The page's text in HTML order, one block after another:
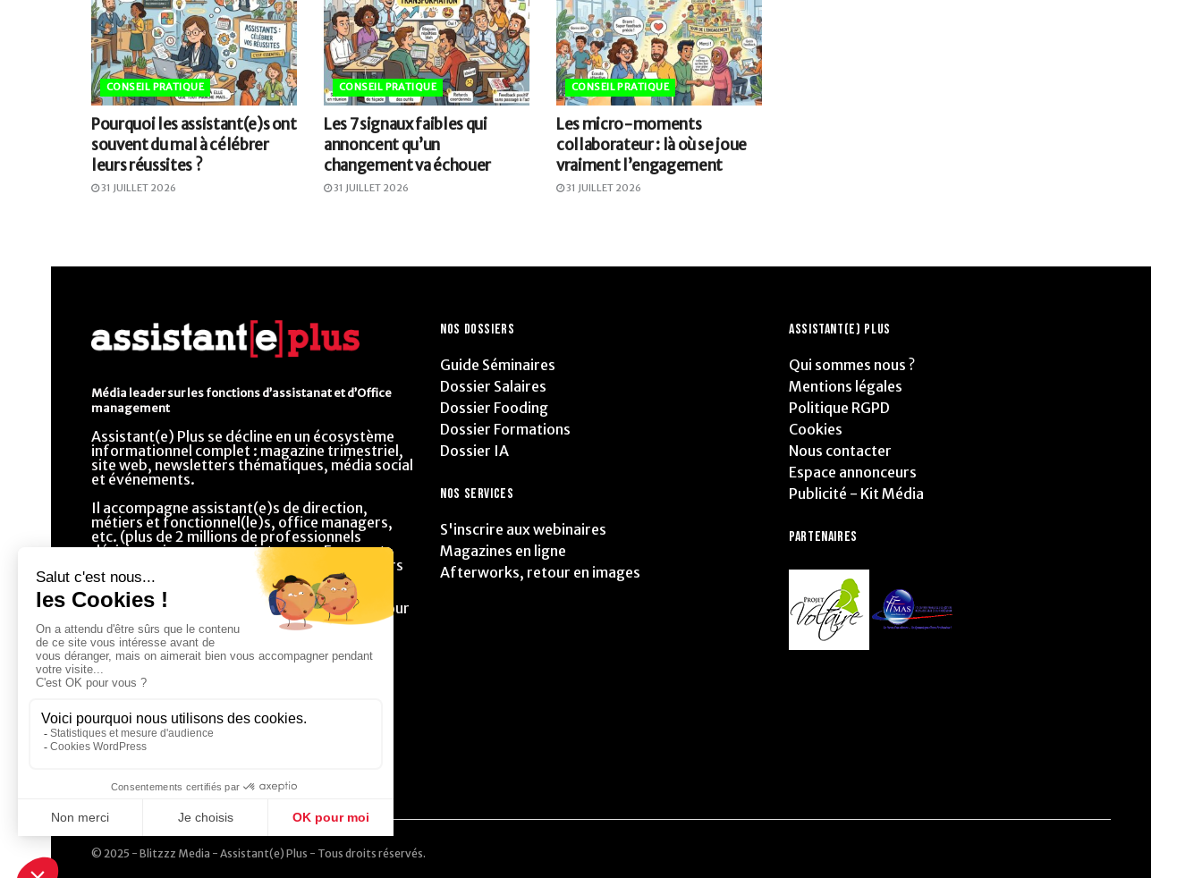
CONSEIL PRATIQUE
Pourquoi les assistant(e)s ont
souvent du mal à célébrer
leurs réussites ?
31 JUILLET 2026
CONSEIL PRATIQUE
Les 7 signaux faibles qui
annoncent qu’un
changement va échouer
31 JUILLET 2026
CONSEIL PRATIQUE
Les micro-moments
collaborateur : là où se joue
vraiment l’engagement
31 JUILLET 2026
Média leader sur les fonctions d’assistanat et d’Office
management
Assistant(e) Plus se décline en un écosystème
informationnel complet : magazine trimestriel,
site web, newsletters thématiques, média social
et événements.
Il accompagne assistant(e)s de direction,
métiers et fonctionnel(le)s, office managers,
etc. (plus de 2 millions de professionnels
décisionnaires ou prescripteurs en France et
dans la francophonie) dans l’évolution de leurs
métiers en offrant un contenu éditorial riche
composé de dossiers, conseils, fiches
pratiques, et une sélection de prestataires pour
une gestion optimisée de leur métier.
NOS DOSSIERS
Guide Séminaires
Dossier Salaires
Dossier Fooding
Dossier Formations
Dossier IA
NOS SERVICES
S'inscrire aux webinaires
Magazines en ligne
Afterworks, retour en images
ASSISTANT(E) PLUS
Qui sommes nous ?
Mentions légales
Politique RGPD
Cookies
Nous contacter
Espace annonceurs
Publicité - Kit Média
PARTENAIRES
© 2025 - Blitzzz Media - Assistant(e) Plus - Tous droits réservés.